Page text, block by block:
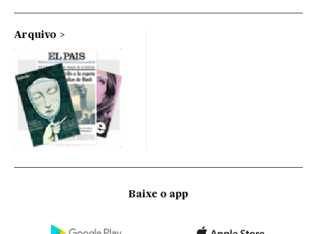
Arquivo
Baixe o app